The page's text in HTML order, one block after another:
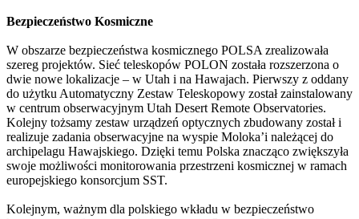
Bezpieczeństwo Kosmiczne
W obszarze bezpieczeństwa kosmicznego POLSA zrealizowała
szereg projektów. Sieć teleskopów POLON została rozszerzona o
dwie nowe lokalizacje – w Utah i na Hawajach. Pierwszy z oddany
do użytku Automatyczny Zestaw Teleskopowy został zainstalowany
w centrum obserwacyjnym Utah Desert Remote Observatories.
Kolejny tożsamy zestaw urządzeń optycznych zbudowany został i
realizuje zadania obserwacyjne na wyspie Moloka’i należącej do
archipelagu Hawajskiego. Dzięki temu Polska znacząco zwiększyła
swoje możliwości monitorowania przestrzeni kosmicznej w ramach
europejskiego konsorcjum SST.
Kolejnym, ważnym dla polskiego wkładu w bezpieczeństwo